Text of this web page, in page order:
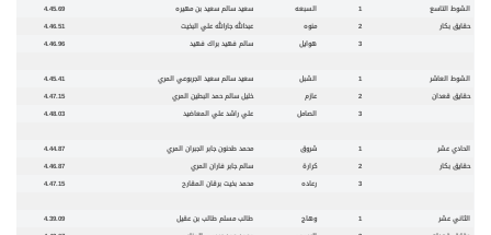
الشوط التاسع 1 السبعه سعيد سالم سعيد بن مهيره
4.45.69
حقايق بكار
2 منوه عبدالله جارالله علي البخيت
4.46.51
3
هوايل سالم فهيد براك فهيد 4.46.96
الشوط العاشر 1 الشبل سعيد سالم سعيد الجربوعيالمري
4.45.41
حقايق قعدان
2 عازم خليل سالم حمد البطين المري
4.47.15
3
الصامل علي راشد علي المعاضيد 4.48.03
الحادي عشر 1 شروق محمد طحنون جابر الجبران المري
4.44.87
حقايق بكار
2 كرارة سالم جابر فاران المري
4.46.87
3
رعاده محمد بخيت برقان المقارح 4.47.15
الثاني عشر 1 وهاج طالب مسلم طالب بن عقيل
4.39.09